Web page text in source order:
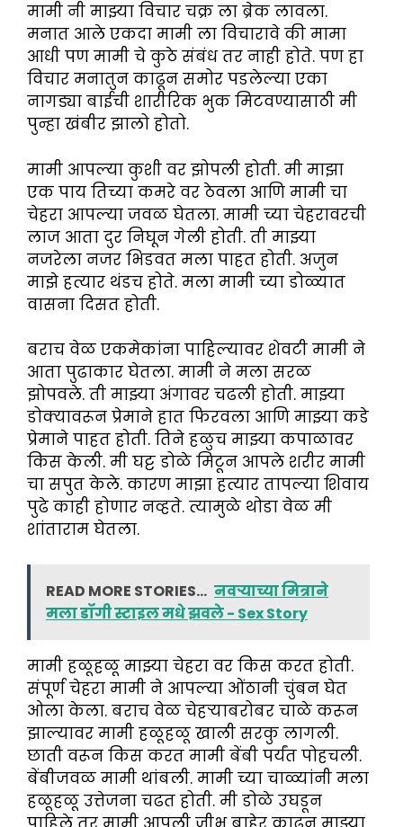
मामी नी माझ्या विचार चक्र ला ब्रेक लावला.
मनात आले एकदा मामी ला विचारावे की मामा
आधी पण मामी चे कुठे संबंध तर नाही होते. पण हा
विचार मनातुन काढून समोर पडलेल्या एका
नागड्या बाईची शारीरिक भुक मिटवण्यासाठी मी
पुन्हा खंबीर झालो होतो.
मामी आपल्या कुशी वर झोपली होती. मी माझा
एक पाय तिच्या कमरे वर ठेवला आणि मामी चा
चेहरा आपल्या जवळ घेतला. मामी च्या चेहरावरची
लाज आता दुर निघून गेली होती. ती माझ्या
नजरेला नजर भिडवत मला पाहत होती. अजुन
माझे हत्यार थंडच होते. मला मामी च्या डोळ्यात
वासना दिसत होती.
बराच वेळ एकमेकांना पाहिल्यावर शेवटी मामी ने
आता पुढाकार घेतला. मामी ने मला सरळ
झोपवले. ती माझ्या अंगावर चढली होती. माझ्या
डोक्यावरून प्रेमाने हात फिरवला आणि माझ्या कडे
प्रेमाने पाहत होती. तिने हळुच माझ्या कपाळावर
किस केली. मी घट्ट डोळे मिटून आपले शरीर मामी
चा सपुत केले. कारण माझा हत्यार तापल्या शिवाय
पुढे काही होणार नव्हते. त्यामुळे थोडा वेळ मी
शांताराम घेतला.
READ MORE STORIES... नवऱ्याच्या मित्राने
मला डॉगी स्टाइल मधे झवले - Sex Story
मामी हळूहळू माझ्या चेहरा वर किस करत होती.
संपूर्ण चेहरा मामी ने आपल्या ओंठानी चुंबन घेत
ओला केला. बराच वेळ चेहऱ्याबरोबर चाळे करून
झाल्यावर मामी हळूहळू खाली सरकु लागली.
छाती वरून किस करत मामी बेंबी पर्यंत पोहचली.
बेंबीजवळ मामी थांबली. मामी च्या चाळ्यांनी मला
हळूहळू उत्तेजना चढत होती. मी डोळे उघडून